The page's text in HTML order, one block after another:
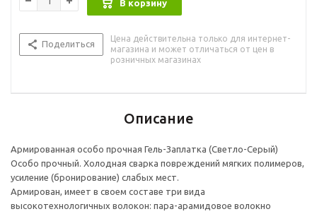
кожи, тканей и т.п.: надувные лодки и катера, тенты,
обувь и т.д. Вплавляясь глубоко внутрь изделий, «прошивая»
слой за слоем, нановолокна проникают до кордовой
на разрыв, истирание и тепловые нагрузки свойства
оригинальных тканей. После застывания – упругий, жесткий и
растяжимый.
В корзину
Поделиться
Цена действительна только для интернет-
магазина и может отличаться от цен в
розничных магазинах
Описание
Армированная особо прочная Гель-Заплатка (Светло-Серый)
Особо прочный. Холодная сварка повреждений мягких полимеров,
усиление (бронирование) слабых мест.
Армирован, имеет в своем составе три вида
высокотехнологичных волокон: пара-арамидовое волокно